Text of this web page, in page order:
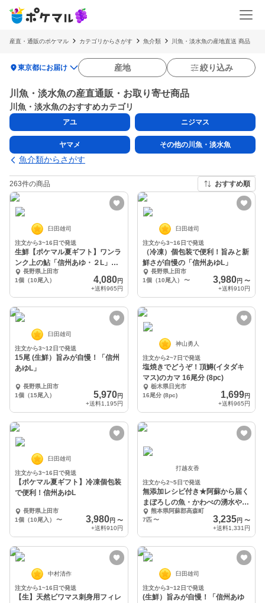
産直・通販のポケマル カテゴリからさがす 魚介類 川魚・淡水魚の産地直送 商品
location_on東京都にお届け 産地 絞り込み
川魚・淡水魚の産直通販・お取り寄せ商品
川魚・淡水魚のおすすめカテゴリ
アユ ニジマス
ヤマメ その他の川魚・淡水魚
魚介類からさがす
263件の商品 おすすめ順
臼田雄司
注文から3~16日で発送
生鮮【ポケマル夏ギフト】ワンラ
ンク上の鮎「信州あゆ・２L」お
中元にも
長野県上田市
1個（10尾入）
4,080円
+送料965円
臼田雄司
注文から3~16日で発送
（冷凍）個包装で便利！旨みと新
鮮さが自慢の「信州あゆL」
長野県上田市
1個（10尾入）
〜 3,980円 〜
+送料910円
臼田雄司
注文から3~12日で発送
15尾 (生鮮）旨みが自慢！「信州
あゆL」
長野県上田市
1個（15尾入）
5,970円
+送料1,195円
神山勇人
注文から2~7日で発送
塩焼きでどうぞ！頂鱒(イタダキ
マス)のカマ 16尾分 (8pc)
栃木県日光市
16尾分 (8pc)
1,699円
+送料965円
臼田雄司
注文から3~16日で発送
【ポケマル夏ギフト】冷凍個包装
で便利！信州あゆL
長野県上田市
1個（10尾入）
〜 3,980円 〜
+送料910円
打越友香
注文から2~5日で発送
無添加レシピ付き★阿蘇から届く
まぼろしの魚・かわべの湧水やま
め～老舗旅館お墨付き
熊本県阿蘇郡高森町
7匹 〜 3,235円 〜
+送料1,331円
中村清作
注文から1~16日で発送
【生】天然ビワマス刺身用フィレ
臼田雄司
注文から3~12日で発送
(生鮮）旨みが自慢！「信州あゆ